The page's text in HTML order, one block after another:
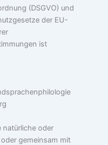
(DSGVO) und
der EU-
ist
natürliche oder
gemeinsam mit